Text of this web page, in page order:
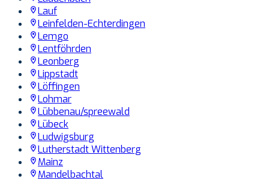
Lauf
Leinfelden-Echterdingen
Lemgo
Lentföhrden
Leonberg
Lippstadt
Löffingen
Lohmar
Lübbenau/spreewald
Lübeck
Ludwigsburg
Lutherstadt Wittenberg
Mainz
Mandelbachtal